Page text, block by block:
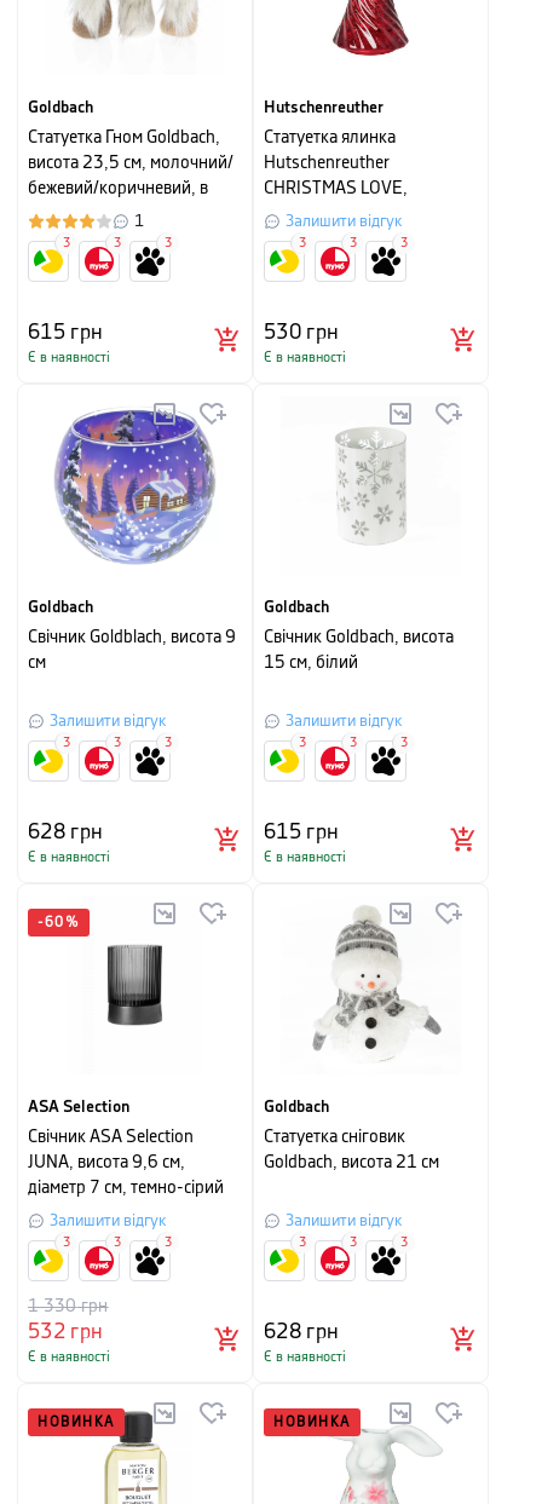
Goldbach
Cтатуетка Гном Goldbach,
висота 23,5 см, молочний/
бежевий/коричневий, в
асортименті
1
615грн
Є в наявності
3 3 3
Hutschenreuther
Статуетка ялинка
Hutschenreuther
CHRISTMAS LOVE,
11,4х6,3х6,3 см, червоний
Залишити відгук
530грн
Є в наявності
3 3 3
Goldbach
Свічник Goldblach, висота 9
см
Залишити відгук
628грн
Є в наявності
3 3 3
Goldbach
Свічник Goldbach, висота
15 см, білий
Залишити відгук
615грн
Є в наявності
3 3 3
-60 %
ASA Selection
Свічник ASA Selection
JUNA, висота 9,6 см,
діаметр 7 см, темно-сірий
Залишити відгук
532 грн
1 330грн
Є в наявності
3 3 3
Goldbach
Статуетка сніговик
Goldbach, висота 21 см
Залишити відгук
628грн
Є в наявності
3 3 3
НОВИНКА НОВИНКА